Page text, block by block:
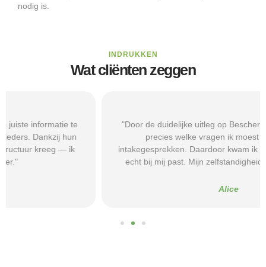
nodig is.
INDRUKKEN
Wat cliënten zeggen
"Door de duidelijke uitleg op Beschermd-Wonen.nl wist ik
precies welke vragen ik moest stellen tijdens
intakegesprekken. Daardoor kwam ik bij een aanbieder die
echt bij mij past. Mijn zelfstandigheid is flink verbeterd."